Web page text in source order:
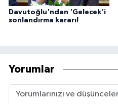
Davutoğlu'ndan 'Gelecek'i
sonlandırma kararı!
Yorumlar